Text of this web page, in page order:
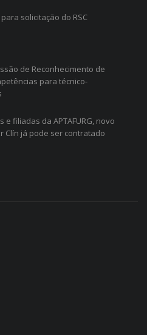
solicitação do RSC
de Reconhecimento de
para técnico-
e filiadas da APTAFURG, novo
Clín já pode ser contratado